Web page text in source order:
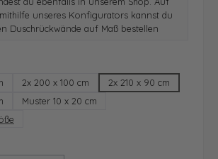
unseres Konfigurators kannst du
Duschrückwände auf Maß bestellen
2x 200 x 100 cm
2x 210 x 90 cm
Muster 10 x 20 cm